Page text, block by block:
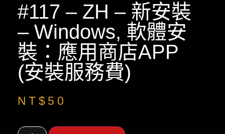
#117 – ZH – 新安裝
– Windows, 軟體安
裝：應用商店APP
(安裝服務費)
NT$ 50